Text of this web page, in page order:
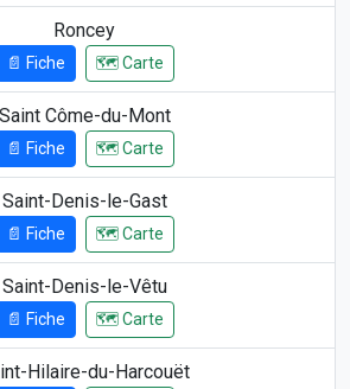
Roncey
📄 Fiche 🗺️ Carte
Saint Côme-du-Mont
📄 Fiche 🗺️ Carte
Saint-Denis-le-Gast
📄 Fiche 🗺️ Carte
Saint-Denis-le-Vêtu
📄 Fiche 🗺️ Carte
Hilaire-du-Harcouët